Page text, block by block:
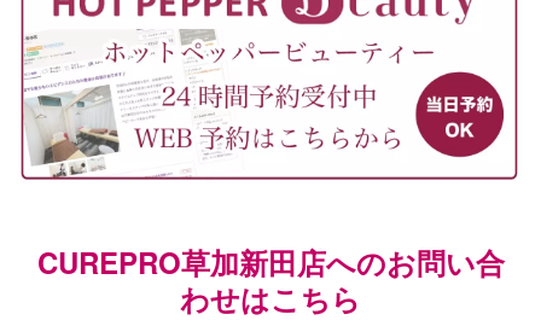
CUREPRO草加新田店へのお問い合
わせはこちら